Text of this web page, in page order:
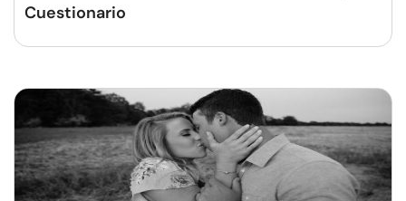
Cuestionario